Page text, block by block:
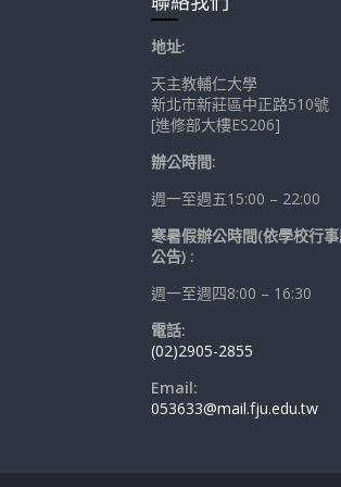
地址:
天主教輔仁大學
新北市新莊區中正路510號
[進修部大樓ES206]
辦公時間:
週一至週五15:00 – 22:00
寒暑假辦公時間(依學校行
公告) :
週一至週四8:00 – 16:30
電話:
(02)2905-2855
Email:
053633@mail.fju.edu.tw